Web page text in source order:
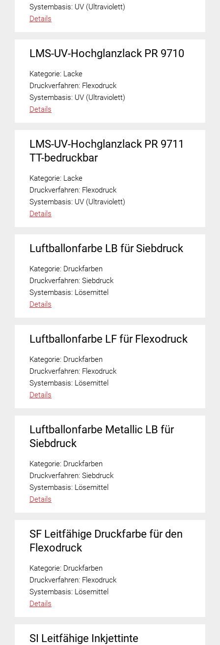
Systembasis: UV (Ultraviolett)
Details
LMS-UV-Hochglanzlack PR 9710
Kategorie: Lacke
Druckverfahren: Flexodruck
Systembasis: UV (Ultraviolett)
Details
LMS-UV-Hochglanzlack PR 9711
TT-bedruckbar
Kategorie: Lacke
Druckverfahren: Flexodruck
Systembasis: UV (Ultraviolett)
Details
Luftballonfarbe LB für Siebdruck
Kategorie: Druckfarben
Druckverfahren: Siebdruck
Systembasis: Lösemittel
Details
Luftballonfarbe LF für Flexodruck
Kategorie: Druckfarben
Druckverfahren: Flexodruck
Systembasis: Lösemittel
Details
Luftballonfarbe Metallic LB für
Siebdruck
Kategorie: Druckfarben
Druckverfahren: Siebdruck
Systembasis: Lösemittel
Details
SF Leitfähige Druckfarbe für den
Flexodruck
Kategorie: Druckfarben
Druckverfahren: Flexodruck
Systembasis: Lösemittel
Details
SI Leitfähige Inkjettinte